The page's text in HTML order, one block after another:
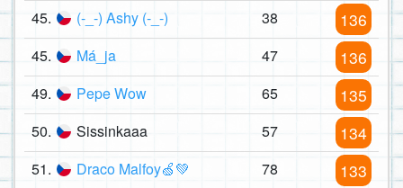
45. (-_-) Ashy (-_-) 38 136
45. Má_ja 47 136
49. Pepe Wow 65 135
50. Sissinkaaa 57 134
51. Draco Malfoy🍏💚 78 133